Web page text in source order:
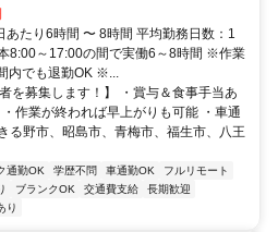
たり6時間 〜 8時間 平均勤務日数：1
8:00～17:00の間で実働6～8時間 ※作業
内でも退勤OK ※...
を募集します！】 ・賞与＆食事手当あ
作業が終われば早上がりも可能 ・車通
る野市、昭島市、青梅市、福生市、八王
通勤OK 学歴不問 車通勤OK
フルリモート
ブランクOK 交通費支給
長期歓迎
り